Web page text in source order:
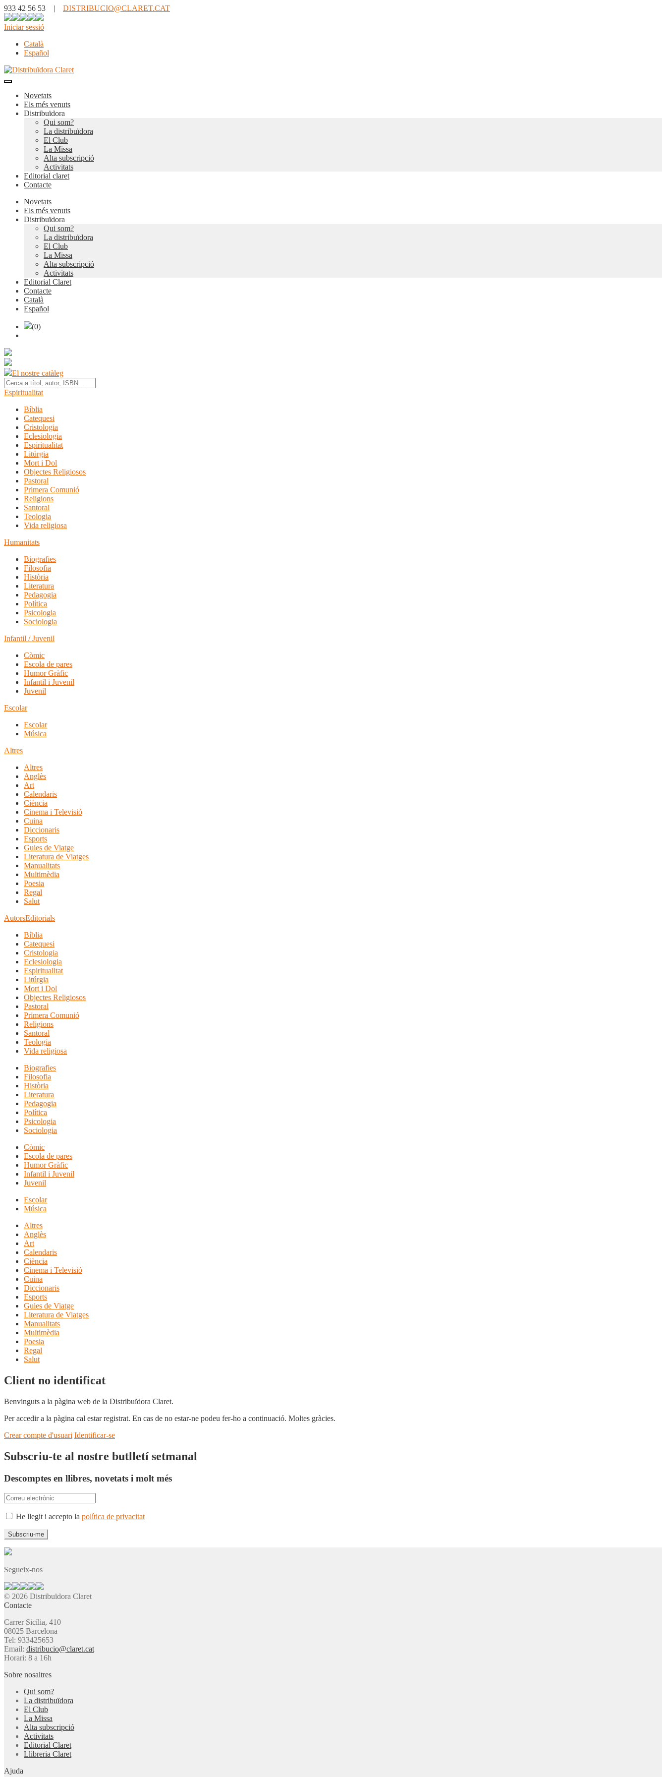
933 42 56 53 | DISTRIBUCIO@CLARET.CAT
Iniciar sessió
Català
Español
Novetats
Els més venuts
Distribuïdora
Qui som?
La distribuïdora
El Club
La Missa
Alta subscripció
Activitats
Editorial claret
Contacte
Novetats
Els més venuts
Distribuïdora
Qui som?
La distribuïdora
El Club
La Missa
Alta subscripció
Activitats
Editorial Claret
Contacte
Català
Español
(0)
El nostre catàleg
Espiritualitat
Bíblia
Catequesi
Cristologia
Eclesiologia
Espiritualitat
Litúrgia
Mort i Dol
Objectes Religiosos
Pastoral
Primera Comunió
Religions
Santoral
Teologia
Vida religiosa
Humanitats
Biografies
Filosofia
Història
Literatura
Pedagogia
Política
Psicologia
Sociologia
Infantil / Juvenil
Còmic
Escola de pares
Humor Gràfic
Infantil i Juvenil
Juvenil
Escolar
Escolar
Música
Altres
Altres
Anglès
Art
Calendaris
Ciència
Cinema i Televisió
Cuina
Diccionaris
Esports
Guies de Viatge
Literatura de Viatges
Manualitats
Multimèdia
Poesia
Regal
Salut
AutorsEditorials
Bíblia
Catequesi
Cristologia
Eclesiologia
Espiritualitat
Litúrgia
Mort i Dol
Objectes Religiosos
Pastoral
Primera Comunió
Religions
Santoral
Teologia
Vida religiosa
Biografies
Filosofia
Història
Literatura
Pedagogia
Política
Psicologia
Sociologia
Còmic
Escola de pares
Humor Gràfic
Infantil i Juvenil
Juvenil
Escolar
Música
Altres
Anglès
Art
Calendaris
Ciència
Cinema i Televisió
Cuina
Diccionaris
Esports
Guies de Viatge
Literatura de Viatges
Manualitats
Multimèdia
Poesia
Regal
Salut
Client no identificat
Benvinguts a la pàgina web de la Distribuïdora Claret.
Per accedir a la pàgina cal estar registrat. En cas de no estar-ne podeu fer-ho a continuació. Moltes gràcies.
Crear compte d'usuari Identificar-se
Subscriu-te al nostre butlletí setmanal
Descomptes en llibres, novetats i molt més
He llegit i accepto la política de privacitat
Segueix-nos
© 2026 Distribuïdora Claret
Contacte
Carrer Sicília, 410
08025 Barcelona
Tel: 933425653
Email: distribucio@claret.cat
Horari: 8 a 16h
Sobre nosaltres
Qui som?
La distribuïdora
El Club
La Missa
Alta subscripció
Activitats
Editorial Claret
Llibreria Claret
Ajuda